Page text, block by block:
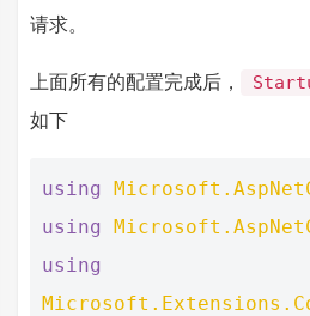
请求。
上面所有的配置完成后，
如下
using
using
using